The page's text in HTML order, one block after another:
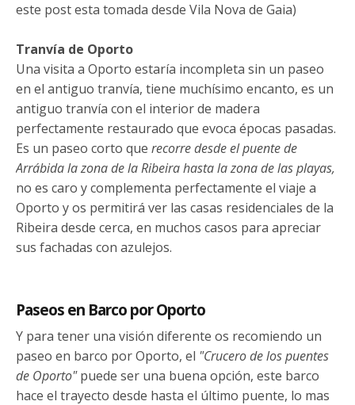
este post esta tomada desde Vila Nova de Gaia)
Tranvía de Oporto
Una visita a Oporto estaría incompleta sin un paseo
en el antiguo tranvía, tiene muchísimo encanto, es un
antiguo tranvía con el interior de madera
perfectamente restaurado que evoca épocas pasadas.
Es un paseo corto que recorre desde el puente de
Arrábida la zona de la Ribeira hasta la zona de las playas,
no es caro y complementa perfectamente el viaje a
Oporto y os permitirá ver las casas residenciales de la
Ribeira desde cerca, en muchos casos para apreciar
sus fachadas con azulejos.
Paseos en Barco por Oporto
Y para tener una visión diferente os recomiendo un
paseo en barco por Oporto, el "Crucero de los puentes
de Oporto"puede ser una buena opción, este barco
hace el trayecto desde hasta el último puente, lo mas